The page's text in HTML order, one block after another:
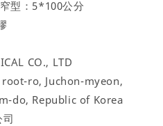
型：5*100公分
CO., LTD
root-ro, Juchon-myeon,
do, Republic of Korea